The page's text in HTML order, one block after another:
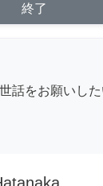
終了
話をお願いし